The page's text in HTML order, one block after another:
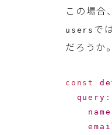
この場合
users で
だろうか。
const
query :
name